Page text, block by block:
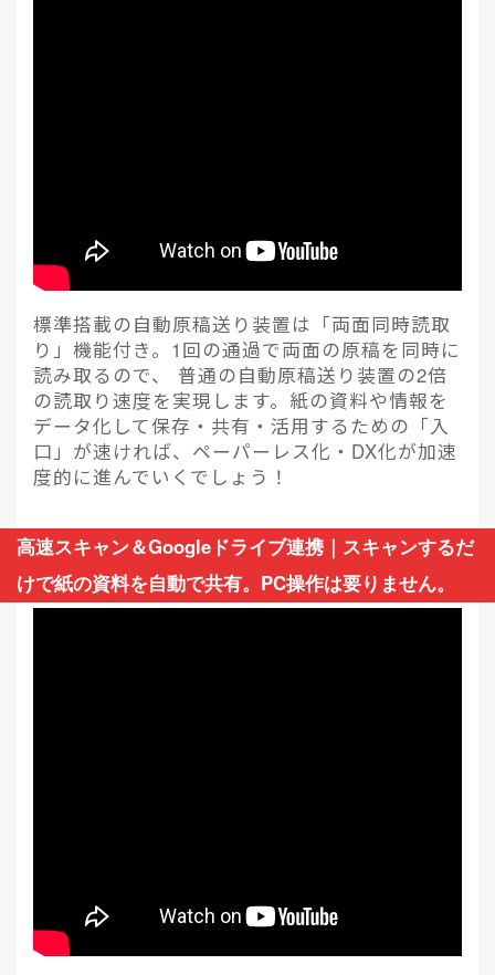
標準搭載の自動原稿送り装置は「両面同時読取
り」機能付き。1回の通過で両面の原稿を同時に
読み取るので、 普通の自動原稿送り装置の2倍
の読取り速度を実現します。紙の資料や情報を
データ化して保存・共有・活用するための「入
口」が速ければ、ペーパーレス化・DX化が加速
度的に進んでいくでしょう！
高速スキャン＆Googleドライブ連携｜スキャンするだ
けで紙の資料を自動で共有。PC操作は要りません。